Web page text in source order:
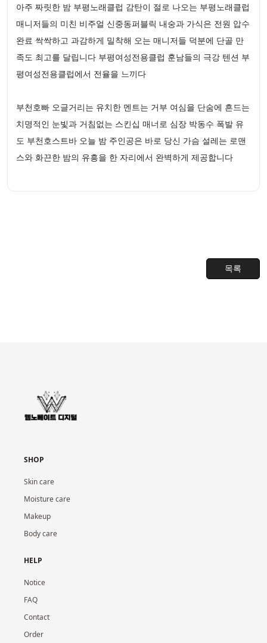
아주 짜릿한 밤 부평노래클럽 감탄이 절로 나오는 부평노래클럽
매니저들의 미친 비주얼 신중동퍼블릭 내숭과 가식은 전원 압수
완료 싹싹하고 과감하게 밀착해 오는 매니저들 덕분에 단골 만
족도 최고를 달립니다 부평여성전용클럽 훈남들의 극강 텐션 부
평여성전용클럽에서 전율을 느끼다
부천호빠 오글거리는 유치한 멘트는 거부 여심을 단숨에 흔드는
치명적인 눈빛과 거침없는 스킨십 매너로 심장 박동수 폭발 유
도 부천호스트바 오늘 밤 주인공은 바로 당신 가슴 설레는 로맨
스와 화끈한 밤의 유흥을 한 자리에서 완벽하게 제공합니다
목록
SHOP
Skin care
Moisture care
Makeup
Body care
HELP
Notice
FAQ
Contact
Order